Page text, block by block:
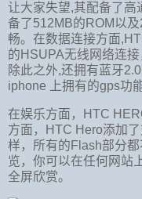
让大家失望,其配备了高
备了512MB的ROM以
畅。在数据连接方面
的HSUPA无线网络连接
除此之外,还拥有蓝牙
iphone 上拥有的gps功
在娱乐方面，HTC
方面，HTC Hero添加
样，所有的Flash部分
览，你可以在任何网站
全屏欣赏。